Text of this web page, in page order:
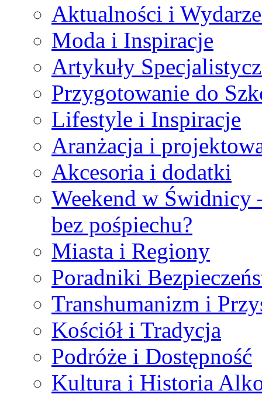
Aktualności i
Moda i Inspiracje
Artykuły
Przygotowanie do
Lifestyle i Inspiracje
Aranżacja i
Akcesoria i dodatki
Weekend w
bez pośpiechu?
Miasta i Regiony
Poradniki
Transhumanizm i
Kościół i Tradycja
Podróże i Dostępność
Kultura i Historia